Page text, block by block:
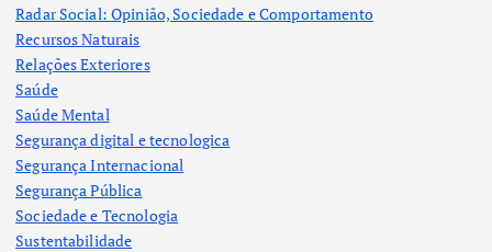
Radar Social: Opinião, Sociedade e Comportamento
Recursos Naturais
Relações Exteriores
Saúde
Saúde Mental
Segurança digital e tecnologica
Segurança Internacional
Segurança Pública
Sociedade e Tecnologia
Sustentabilidade